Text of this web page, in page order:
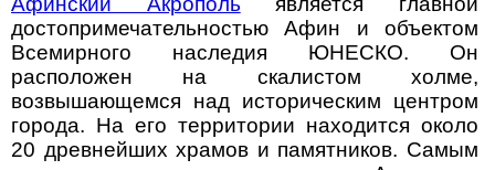
достопримечательностью Афин и объектом
Всемирного наследия ЮНЕСКО. Он
расположен на скалистом холме,
возвышающемся над историческим центром
города. На его территории находится около
20 древнейших храмов и памятников. Самым